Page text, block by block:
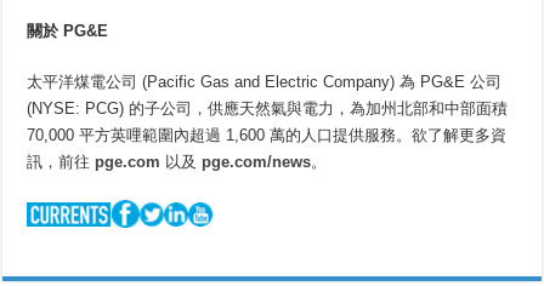
關於PG&E
太平洋煤電公司 (Pacific Gas and Electric Company) 為 PG&E 公司
(NYSE: PCG) 的子公司，供應天然氣與電力，為加州北部和中部面積
70,000 平方英哩範圍內超過 1,600 萬的人口提供服務。欲了解更多資
訊，前往 pge.com 以及 pge.com/news。